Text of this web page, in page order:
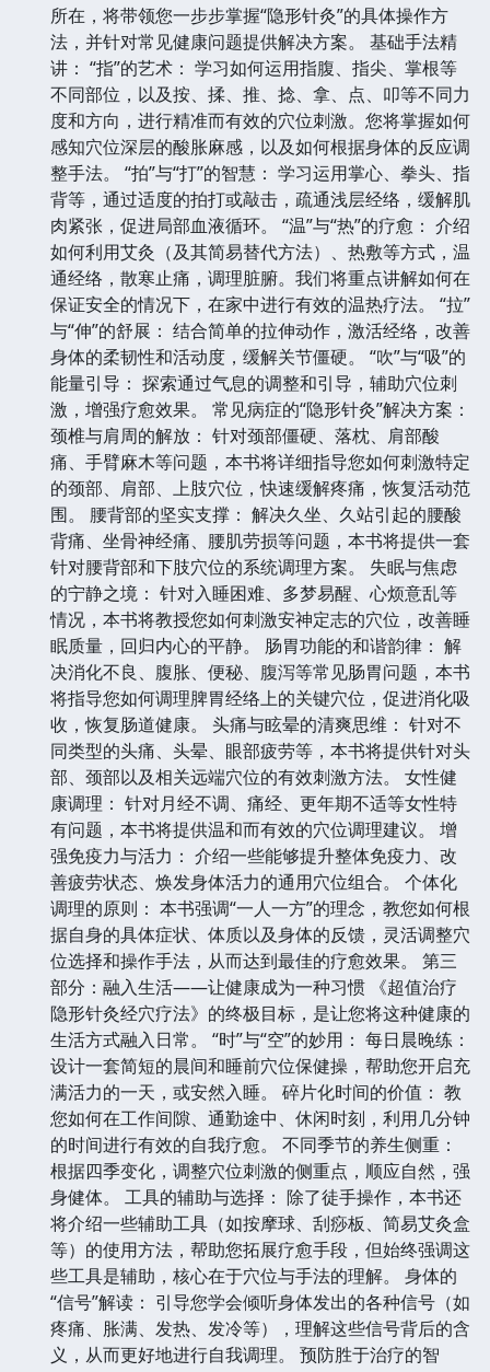
所在，将带领您一步步掌握“隐形针灸”的具体操作方
法，并针对常见健康问题提供解决方案。 基础手法精
讲： “指”的艺术： 学习如何运用指腹、指尖、掌根等
不同部位，以及按、揉、推、捻、拿、点、叩等不同力
度和方向，进行精准而有效的穴位刺激。您将掌握如何
感知穴位深层的酸胀麻感，以及如何根据身体的反应调
整手法。 “拍”与“打”的智慧： 学习运用掌心、拳头、指
背等，通过适度的拍打或敲击，疏通浅层经络，缓解肌
肉紧张，促进局部血液循环。 “温”与“热”的疗愈： 介绍
如何利用艾灸（及其简易替代方法）、热敷等方式，温
通经络，散寒止痛，调理脏腑。我们将重点讲解如何在
保证安全的情况下，在家中进行有效的温热疗法。 “拉”
与“伸”的舒展： 结合简单的拉伸动作，激活经络，改善
身体的柔韧性和活动度，缓解关节僵硬。 “吹”与“吸”的
能量引导： 探索通过气息的调整和引导，辅助穴位刺
激，增强疗愈效果。 常见病症的“隐形针灸”解决方案：
颈椎与肩周的解放： 针对颈部僵硬、落枕、肩部酸
痛、手臂麻木等问题，本书将详细指导您如何刺激特定
的颈部、肩部、上肢穴位，快速缓解疼痛，恢复活动范
围。 腰背部的坚实支撑： 解决久坐、久站引起的腰酸
背痛、坐骨神经痛、腰肌劳损等问题，本书将提供一套
针对腰背部和下肢穴位的系统调理方案。 失眠与焦虑
的宁静之境： 针对入睡困难、多梦易醒、心烦意乱等
情况，本书将教授您如何刺激安神定志的穴位，改善睡
眠质量，回归内心的平静。 肠胃功能的和谐韵律： 解
决消化不良、腹胀、便秘、腹泻等常见肠胃问题，本书
将指导您如何调理脾胃经络上的关键穴位，促进消化吸
收，恢复肠道健康。 头痛与眩晕的清爽思维： 针对不
同类型的头痛、头晕、眼部疲劳等，本书将提供针对头
部、颈部以及相关远端穴位的有效刺激方法。 女性健
康调理： 针对月经不调、痛经、更年期不适等女性特
有问题，本书将提供温和而有效的穴位调理建议。 增
强免疫力与活力： 介绍一些能够提升整体免疫力、改
善疲劳状态、焕发身体活力的通用穴位组合。 个体化
调理的原则： 本书强调“一人一方”的理念，教您如何根
据自身的具体症状、体质以及身体的反馈，灵活调整穴
位选择和操作手法，从而达到最佳的疗愈效果。 第三
部分：融入生活——让健康成为一种习惯 《超值治疗
隐形针灸经穴疗法》的终极目标，是让您将这种健康的
生活方式融入日常。 “时”与“空”的妙用： 每日晨晚练：
设计一套简短的晨间和睡前穴位保健操，帮助您开启充
满活力的一天，或安然入睡。 碎片化时间的价值： 教
您如何在工作间隙、通勤途中、休闲时刻，利用几分钟
的时间进行有效的自我疗愈。 不同季节的养生侧重：
根据四季变化，调整穴位刺激的侧重点，顺应自然，强
身健体。 工具的辅助与选择： 除了徒手操作，本书还
将介绍一些辅助工具（如按摩球、刮痧板、简易艾灸盒
等）的使用方法，帮助您拓展疗愈手段，但始终强调这
些工具是辅助，核心在于穴位与手法的理解。 身体的
“信号”解读： 引导您学会倾听身体发出的各种信号（如
疼痛、胀满、发热、发冷等），理解这些信号背后的含
义，从而更好地进行自我调理。 预防胜于治疗的智